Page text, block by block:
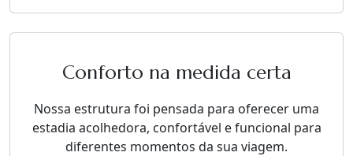
Conforto na medida certa
Nossa estrutura foi pensada para oferecer uma
estadia acolhedora, confortável e funcional para
diferentes momentos da sua viagem.